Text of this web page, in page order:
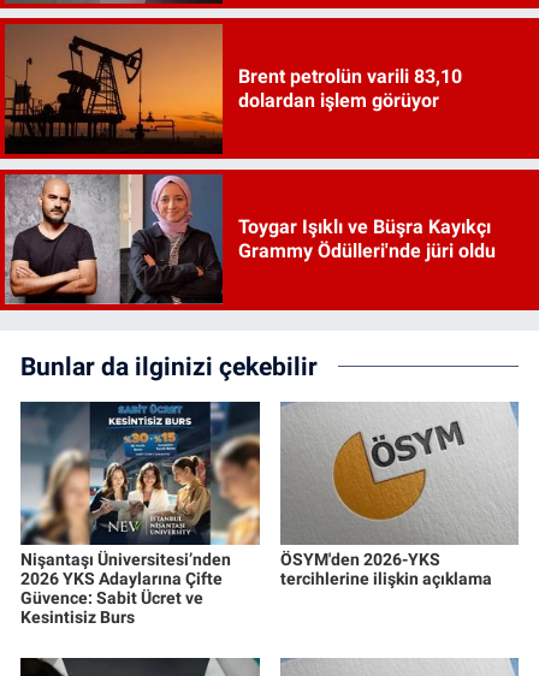
Brent petrolün varili 83,10
dolardan işlem görüyor
Toygar Işıklı ve Büşra Kayıkçı
Grammy Ödülleri'nde jüri oldu
Bunlar da ilginizi çekebilir
Nişantaşı Üniversitesi’nden
2026 YKS Adaylarına Çifte
Güvence: Sabit Ücret ve
Kesintisiz Burs
ÖSYM'den 2026-YKS
tercihlerine ilişkin açıklama